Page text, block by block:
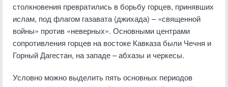
столкновения превратились в борьбу горцев, принявших
ислам, под флагом газавата (джихада) – «священной
войны» против «неверных». Основными центрами
сопротивления горцев на востоке Кавказа были Чечня и
Горный Дагестан, на западе – абхазы и черкесы.
Условно можно выделить пять основных периодов